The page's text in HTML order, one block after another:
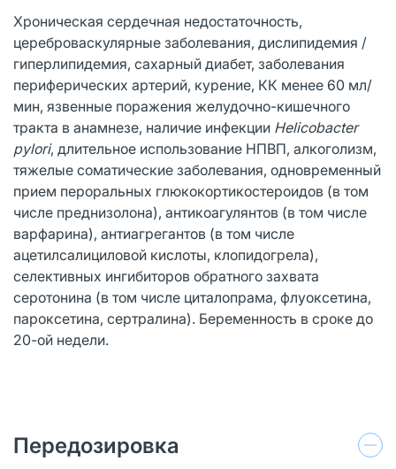
Хроническая сердечная недостаточность,
цереброваскулярные заболевания, дислипидемия /
гиперлипидемия, сахарный диабет, заболевания
периферических артерий, курение, КК менее 60 мл/
мин, язвенные поражения желудочно-кишечного
тракта в анамнезе, наличие инфекции Helicobacter
pylori, длительное использование НПВП, алкоголизм,
тяжелые соматические заболевания, одновременный
прием пероральных глюкокортикостероидов (в том
числе преднизолона), антикоагулянтов (в том числе
варфарина), антиагрегантов (в том числе
ацетилсалициловой кислоты, клопидогрела),
селективных ингибиторов обратного захвата
серотонина (в том числе циталопрама, флуоксетина,
пароксетина, сертралина). Беременность в сроке до
20-ой недели.
Передозировка